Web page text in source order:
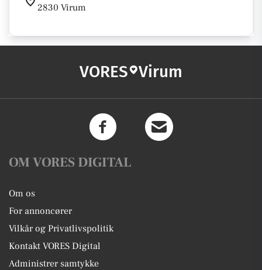
2830 Virum
VORES Virum
OM VORES DIGITAL
Om os
For annoncører
Vilkår og Privatlivspolitik
Kontakt VORES Digital
Administrer samtykke